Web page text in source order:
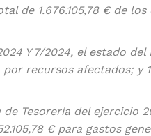
de 1.676.105,78 € de
Y 7/2024, el estado del
recursos afectados; y
Tesorería del ejercicio
€ para gastos